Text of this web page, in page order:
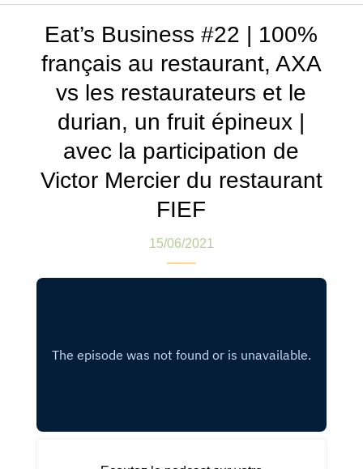
Eat’s Business #22 | 100%
français au restaurant, AXA
vs les restaurateurs et le
durian, un fruit épineux |
avec la participation de
Victor Mercier du restaurant
FIEF
15/06/2021